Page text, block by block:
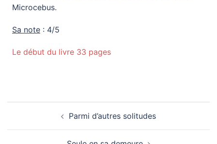
Microcebus.
Sa note : 4/5
Le début du livre 33 pages
Parmi d’autres solitudes